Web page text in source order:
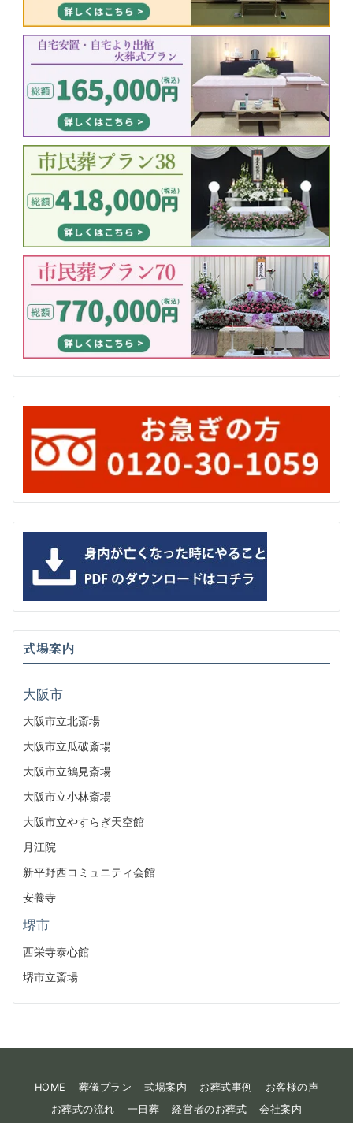
式場案内
大阪市
大阪市立北斎場
大阪市立瓜破斎場
大阪市立鶴見斎場
大阪市立小林斎場
大阪市立やすらぎ天空館
月江院
新平野西コミュニティ会館
安養寺
堺市
西栄寺泰心館
堺市立斎場
HOME 葬儀プラン 式場案内 お葬式事例
お客様の声
お葬式の流れ
一日葬 経営者のお葬式 会社案内